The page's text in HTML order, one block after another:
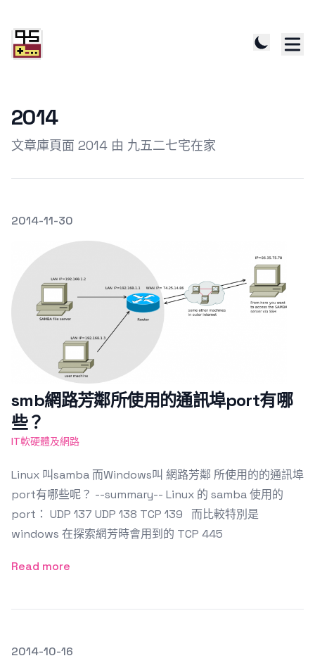
2014
文章庫頁面 2014 由 九五二七宅在家
發文於
2014-11-30
smb網路芳鄰所使用的通訊埠port有哪
些？
IT軟硬體及網路
Linux 叫samba 而Windows叫 網路芳鄰 所使用的的通訊埠
port有哪些呢？ --summary-- Linux 的 samba 使用的
port： UDP 137 UDP 138 TCP 139 而比較特別是
windows 在探索網芳時會用到的 TCP 445
Read more
發文於
2014-10-16